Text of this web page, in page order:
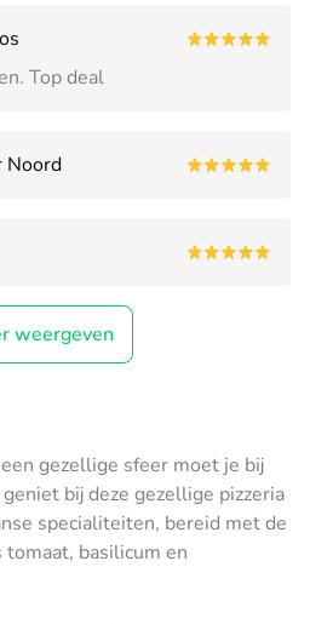
Top deal
Noord
weergeven
gezellige sfeer moet je bij
geniet bij deze gezellige pizzeria
specialiteiten, bereid met de
basilicum en